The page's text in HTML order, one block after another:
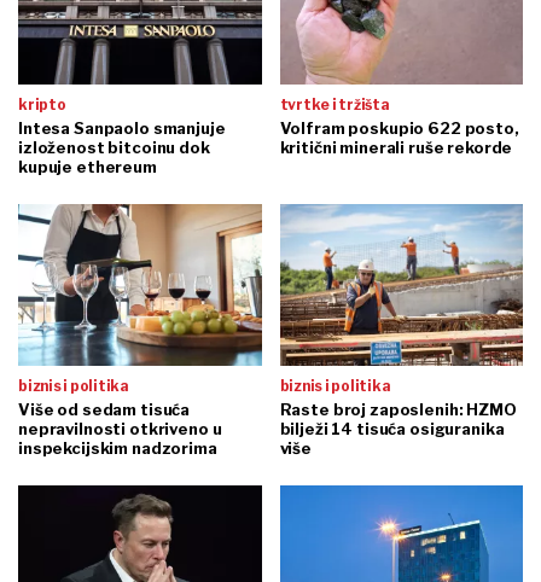
kripto
Intesa Sanpaolo smanjuje
izloženost bitcoinu dok
kupuje ethereum
tvrtke i tržišta
Volfram poskupio 622 posto,
kritični minerali ruše rekorde
biznis i politika
Više od sedam tisuća
nepravilnosti otkriveno u
inspekcijskim nadzorima
biznis i politika
Raste broj zaposlenih: HZMO
bilježi 14 tisuća osiguranika
više